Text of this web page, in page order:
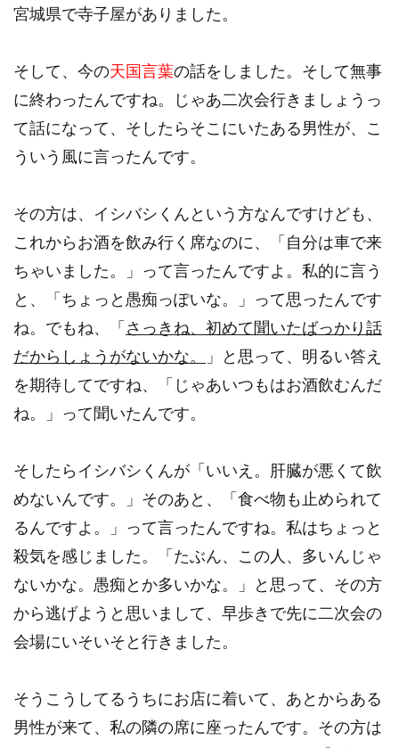
宮城県で寺子屋がありました。
そして、今の天国言葉の話をしました。そして無事
に終わったんですね。じゃあ二次会行きましょうっ
て話になって、そしたらそこにいたある男性が、こ
ういう風に言ったんです。
その方は、イシバシくんという方なんですけども、
これからお酒を飲み行く席なのに、「自分は車で来
ちゃいました。」って言ったんですよ。私的に言う
と、「ちょっと愚痴っぽいな。」って思ったんです
ね。でもね、「 さっきね、初めて聞いたばっかり話
だからしょうがないかな。
」と思って、明るい答え
を期待してですね、「じゃあいつもはお酒飲むんだ
ね。」って聞いたんです。
そしたらイシバシくんが「いいえ。肝臓が悪くて飲
めないんです。」そのあと、「食べ物も止められて
るんですよ。」って言ったんですね。私はちょっと
殺気を感じました。「たぶん、この人、多いんじゃ
ないかな。愚痴とか多いかな。」と思って、その方
から逃げようと思いまして、早歩きで先に二次会の
会場にいそいそと行きました。
そうこうしてるうちにお店に着いて、あとからある
男性が来て、私の隣の席に座ったんです。その方は